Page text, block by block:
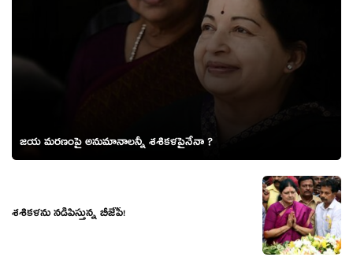
జయ మరణంపై అనుమానాలన్నీ శశికళపైనేనా ?
శ‌శిక‌ళ‌ను న‌డిపిస్తున్న బీజేపీ!